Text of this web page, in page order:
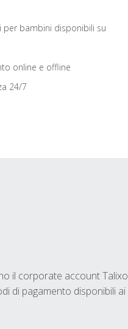
per bambini disponibili su
online e offline
24/7
il corporate account Talixo
di pagamento disponibili ai